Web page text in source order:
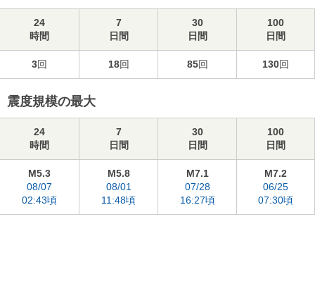
24
時間
7
日間
30
日間
100
日間
3回 18回 85回 130回
震度規模の最大
24
時間
7
日間
30
日間
100
日間
M5.3
08/07
02:43頃
M5.8
08/01
11:48頃
M7.1
07/28
16:27頃
M7.2
06/25
07:30頃